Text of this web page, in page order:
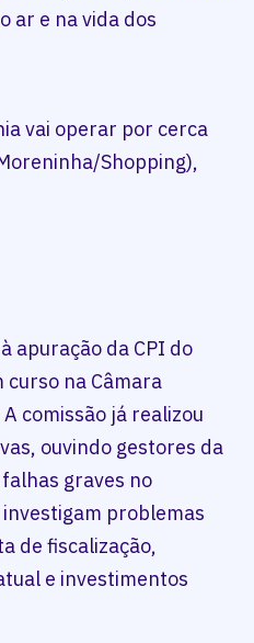
ar e na vida dos
vai operar por cerca
Shopping),
apuração da CPI do
na Câmara
comissão já realizou
ouvindo gestores da
graves no
problemas
de fiscalização,
e investimentos